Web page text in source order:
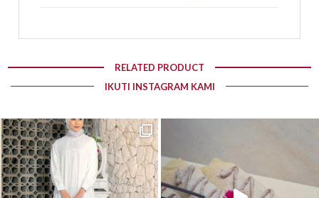
RELATED PRODUCT
IKUTI INSTAGRAM KAMI